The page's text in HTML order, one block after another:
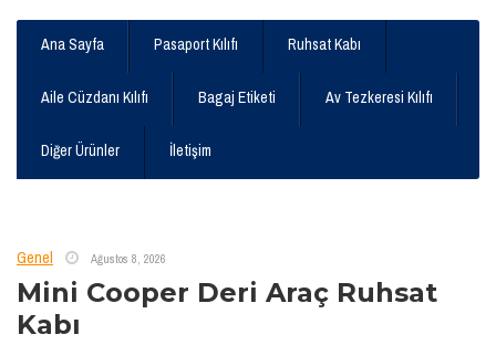
Ana Sayfa Pasaport Kılıfı Ruhsat Kabı
Aile Cüzdanı Kılıfı Bagaj Etiketi Av Tezkeresi Kılıfı
Diğer Ürünler İletişim
Genel Ağustos 8, 2026
Mini Cooper Deri Araç Ruhsat
Kabı